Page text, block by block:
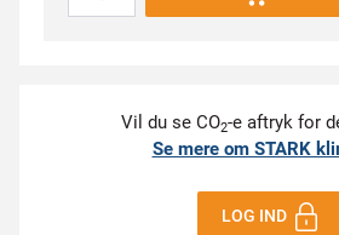
Vil du se CO2-e aftryk for
Se mere om STARK
LOG IND